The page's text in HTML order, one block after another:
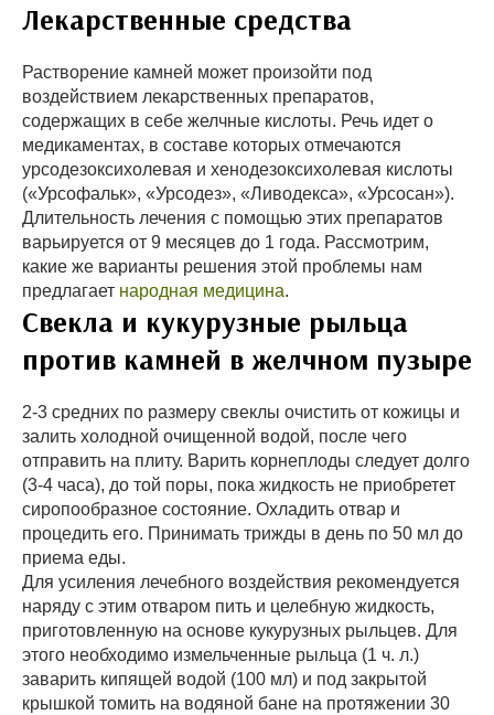
Лекарственные средства
Растворение камней может произойти под
воздействием лекарственных препаратов,
содержащих в себе желчные кислоты. Речь идет о
медикаментах, в составе которых отмечаются
урсодезоксихолевая и хенодезоксихолевая кислоты
(«Урсофальк», «Урсодез», «Ливодекса», «Урсосан»).
Длительность лечения с помощью этих препаратов
варьируется от 9 месяцев до 1 года. Рассмотрим,
какие же варианты решения этой проблемы нам
предлагает народная медицина.
Свекла и кукурузные рыльца
против камней в желчном пузыре
2-3 средних по размеру свеклы очистить от кожицы и
залить холодной очищенной водой, после чего
отправить на плиту. Варить корнеплоды следует долго
(3-4 часа), до той поры, пока жидкость не приобретет
сиропообразное состояние. Охладить отвар и
процедить его. Принимать трижды в день по 50 мл до
приема еды.
Для усиления лечебного воздействия рекомендуется
наряду с этим отваром пить и целебную жидкость,
приготовленную на основе кукурузных рыльцев. Для
этого необходимо измельченные рыльца (1 ч. л.)
заварить кипящей водой (100 мл) и под закрытой
крышкой томить на водяной бане на протяжении 30